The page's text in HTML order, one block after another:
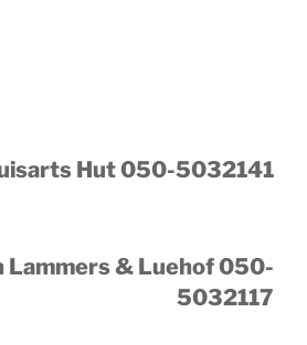
Hut 050-5032141
Lammers & Luehof 050-
5032117